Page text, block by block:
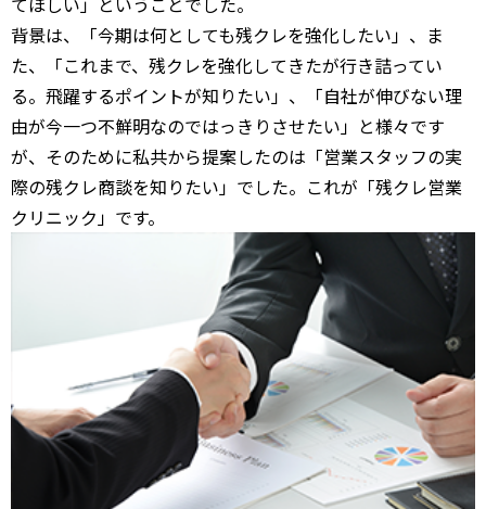
背景は、「今期は何としても残クレを強化したい」、ま
た、「これまで、残クレを強化してきたが行き詰ってい
る。飛躍するポイントが知りたい」、「自社が伸びない理
由が今一つ不鮮明なのではっきりさせたい」と様々です
が、そのために私共から提案したのは「営業スタッフの実
際の残クレ商談を知りたい」でした。これが「残クレ営業
クリニック」です。